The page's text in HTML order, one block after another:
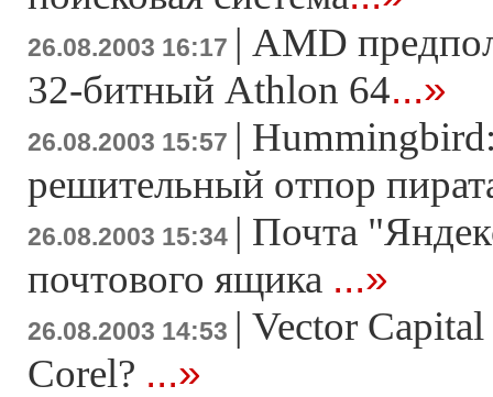
26.08.2003 16:17 | AMD
32-битный Athlon 64...»
26.08.2003 15:57 |
решительный отпор
26.08.2003 15:34 | Почта
почтового ящика ...»
26.08.2003 14:53 | Vector
Corel? ...»